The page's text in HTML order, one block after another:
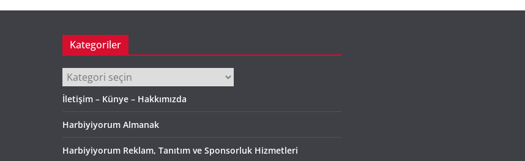
Kategoriler
Kategoriler
İletişim – Künye – Hakkımızda
Harbiyiyorum Almanak
Harbiyiyorum Reklam, Tanıtım ve Sponsorluk Hizmetleri